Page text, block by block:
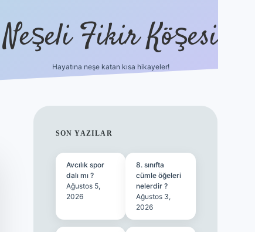
Neşeli Fikir Köşesi
Hayatına neşe katan kısa hikayeler!
SIDEBAR
SON YAZILAR
Avcılık spor
dalı mı ?
Ağustos 5,
2026
8. sınıfta
cümle öğeleri
nelerdir ?
Ağustos 3,
2026
ilbet giriş